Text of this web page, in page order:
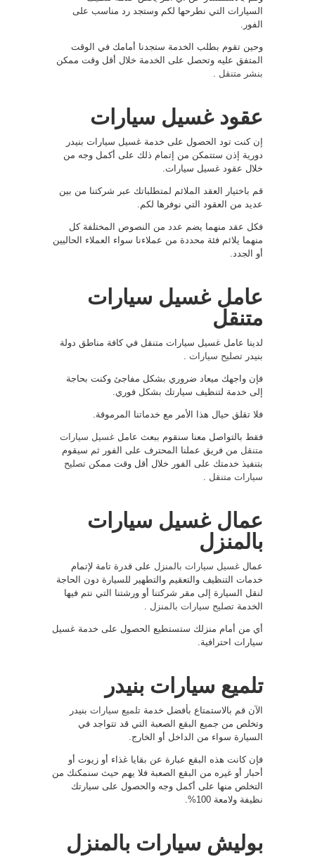
السيارات التي نطرحها لكم وستجد رد مناسب على
الفور.
وحين تقوم بطلب الخدمة ستجدنا أمامك في الوقت
المتفق عليه وتحصل على الخدمة خلال أقل وقت ممكن
بنشر متنقل
عقود غسيل سيارات
إن كنت تود الحصول على خدمة غسيل سيارات بنيدر
دورية إذن ستتمكن من إتمام ذلك على أكمل وجه من
خلال عقود غسيل سيارات.
قم باختيار العقد الملائم لمتطلباتك عبر شركتنا من بين
عديد من العقود التي نوفرها لكم.
فكل عقد منهما يضم عدد من النصوص المختلفة كل
منهما يلائم فئة محددة من عملاءنا سواء العملاء الحاليين
أو الجدد.
عامل غسيل سيارات
متنقل
لدينا عامل غسيل سيارات متنقل في كافة مناطق دولة
بنيدر تصليح سيارات
فإن واجهك ميعاد ضروري بشكل مفاجئ وكنت بحاجة
إلى خدمة لتنظيف سيارتك بشكل فوري.
فلا تقلق حيال هذا الأمر مع خدماتنا المرموقة.
فقط بالتواصل معنا سنقوم ببعث عامل غسيل سيارات
متنقل من فريق عملنا المحترف على الفور ثم سيقوم
بتنفيذ خدمتك على الفور خلال أقل وقت ممكن تصليح
سيارات متنقل
عمال غسيل سيارات
بالمنزل
عمال غسيل سيارات بالمنزل على قدرة تامة لإتمام
خدمات التنظيف والتعقيم والتطهير للسيارة دون الحاجة
لنقل السيارة إلى مقر شركتنا أو ورشتنا التي نتم فيها
الخدمة تصليح سيارات بالمنزل
أي من أمام منزلك ستستطيع الحصول على خدمة غسيل
سيارات احترافية.
تلميع سيارات بنيدر
الآن قم بالاستمتاع بأفضل خدمة تلميع سيارات بنيدر
وتخلص من جميع البقع الصعبة التي قد تتواجد في
السيارة سواء من الداخل أو الخارج.
فإن كانت هذه البقع عبارة عن بقايا غذاء أو زيوت أو
أحبار أو غيره من البقع الصعبة فلا يهم حيث سنمكنك من
التخلص منها على أكمل وجه والحصول على سيارتك
نظيفة ولامعة 100%.
بوليش سيارات بالمنزل